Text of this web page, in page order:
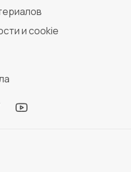
и cookie